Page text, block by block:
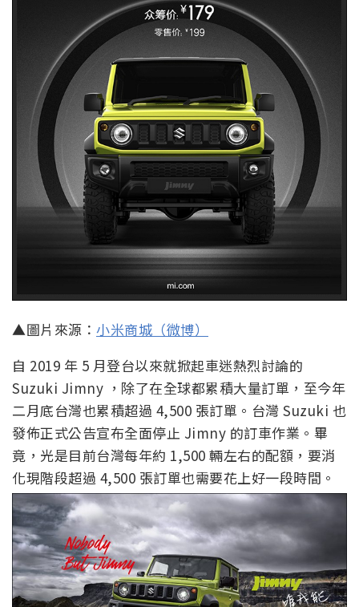
▲圖片來源： 小米商城（微博）
自 2019 年 5 月登台以來就掀起車迷熱烈討論的
Suzuki Jimny ，除了在全球都累積大量訂單，至今年
二月底台灣也累積超過 4,500 張訂單。台灣 Suzuki 也
發佈正式公告宣布全面停止 Jimny 的訂車作業。畢
竟，光是目前台灣每年約 1,500 輛左右的配額，要消
化現階段超過 4,500 張訂單也需要花上好一段時間。